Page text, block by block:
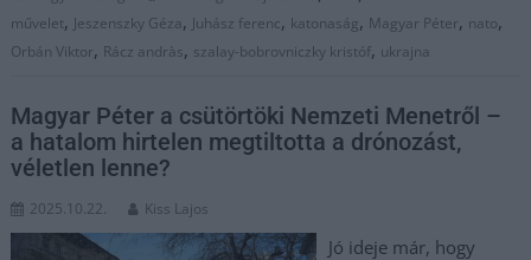
művelet, Jeszenszky Géza, Juhász ferenc, katonaság, Magyar Péter, nato,
Orbán Viktor, Rácz andràs, szalay-bobrovniczky kristóf, ukrajna
Magyar Péter a csütörtöki Nemzeti Menetről –
a hatalom hirtelen megtiltotta a drónozást,
véletlen lenne?
2025.10.22. Kiss Lajos
Jó ideje már, hogy